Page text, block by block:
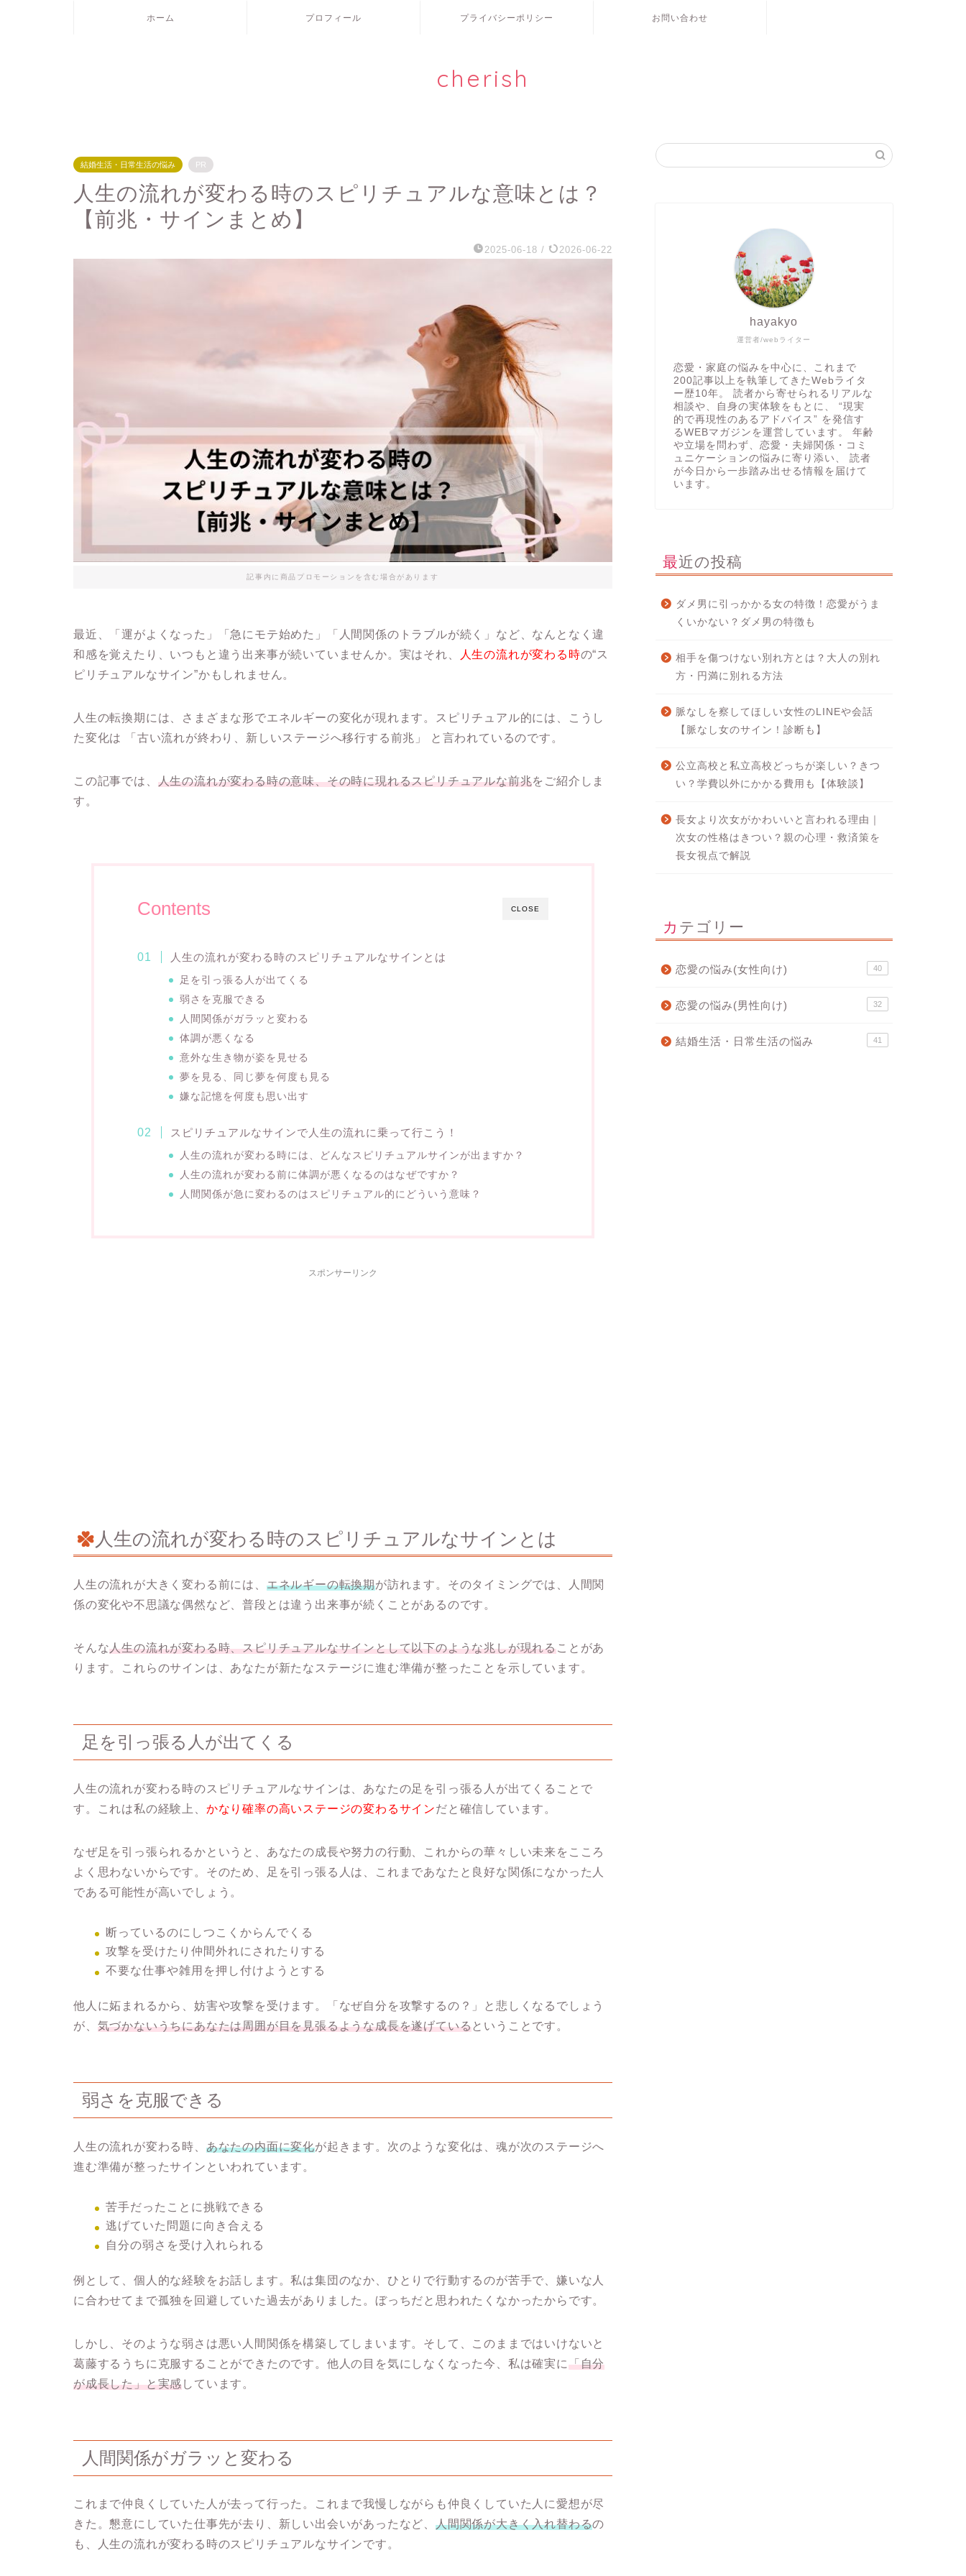
ホーム プロフィール プライバシーポリシー お問い合わせ
cherish
結婚生活・日常生活の悩み PR
人生の流れが変わる時のスピリチュアルな意味とは？
【前兆・サインまとめ】
2025-06-18 / 2026-06-22
記事内に商品プロモーションを含む場合があります
最近、「運がよくなった」「急にモテ始めた」「人間関係のトラブルが続く」など、なんとなく違
和感を覚えたり、いつもと違う出来事が続いていませんか。実はそれ、
人生の流れが変わる時の“ス
ピリチュアルなサイン”かもしれません。
人生の転換期には、さまざまな形でエネルギーの変化が現れます。スピリチュアル的には、こうし
た変化は 「古い流れが終わり、新しいステージへ移行する前兆」 と言われているのです。
この記事では、 人生の流れが変わる時の意味、その時に現れるスピリチュアルな前兆をご紹介しま
す。
CLOSE
Contents
人生の流れが変わる時のスピリチュアルなサインとは
足を引っ張る人が出てくる
弱さを克服できる
人間関係がガラッと変わる
体調が悪くなる
意外な生き物が姿を見せる
夢を見る、同じ夢を何度も見る
嫌な記憶を何度も思い出す
スピリチュアルなサインで人生の流れに乗って行こう！
人生の流れが変わる時には、どんなスピリチュアルサインが出ますか？
人生の流れが変わる前に体調が悪くなるのはなぜですか？
人間関係が急に変わるのはスピリチュアル的にどういう意味？
スポンサーリンク
人生の流れが変わる時のスピリチュアルなサインとは
人生の流れが大きく変わる前には、 エネルギーの転換期が訪れます。そのタイミングでは、人間関
係の変化や不思議な偶然など、普段とは違う出来事が続くことがあるのです。
そんな人生の流れが変わる時、スピリチュアルなサインとして以下のような兆しが現れることがあ
ります。これらのサインは、あなたが新たなステージに進む準備が整ったことを示しています。
足を引っ張る人が出てくる
人生の流れが変わる時のスピリチュアルなサインは、あなたの足を引っ張る人が出てくることで
す。これは私の経験上、 かなり確率の高いステージの変わるサインだと確信しています。
なぜ足を引っ張られるかというと、あなたの成長や努力の行動、これからの華々しい未来をこころ
よく思わないからです。そのため、足を引っ張る人は、これまであなたと良好な関係になかった人
である可能性が高いでしょう。
断っているのにしつこくからんでくる
攻撃を受けたり仲間外れにされたりする
不要な仕事や雑用を押し付けようとする
他人に妬まれるから、妨害や攻撃を受けます。「なぜ自分を攻撃するの？」と悲しくなるでしょう
が、 気づかないうちにあなたは周囲が目を見張るような成長を遂げているということです。
弱さを克服できる
人生の流れが変わる時、 あなたの内面に変化が起きます。次のような変化は、魂が次のステージへ
進む準備が整ったサインといわれています。
苦手だったことに挑戦できる
逃げていた問題に向き合える
自分の弱さを受け入れられる
例として、個人的な経験をお話します。私は集団のなか、ひとりで行動するのが苦手で、嫌いな人
に合わせてまで孤独を回避していた過去がありました。ぼっちだと思われたくなかったからです。
しかし、そのような弱さは悪い人間関係を構築してしまいます。そして、このままではいけないと
葛藤するうちに克服することができたのです。他人の目を気にしなくなった今、私は確実に「自分
が成長した」と実感しています。
人間関係がガラッと変わる
これまで仲良くしていた人が去って行った。これまで我慢しながらも仲良くしていた人に愛想が尽
きた。懇意にしていた仕事先が去り、新しい出会いがあったなど、 人間関係が大きく入れ替わるの
も、人生の流れが変わる時のスピリチュアルなサインです。
運営者/webライター
hayakyo
恋愛・家庭の悩みを中心に、これまで
200記事以上を執筆してきたWebライタ
ー歴10年。 読者から寄せられるリアルな
相談や、自身の実体験をもとに、 “現実
的で再現性のあるアドバイス” を発信す
るWEBマガジンを運営しています。 年齢
や立場を問わず、恋愛・夫婦関係・コミ
ュニケーションの悩みに寄り添い、 読者
が今日から一歩踏み出せる情報を届けて
います。
最近の投稿
ダメ男に引っかかる女の特徴！恋愛がうま
くいかない？ダメ男の特徴も
相手を傷つけない別れ方とは？大人の別れ
方・円満に別れる方法
脈なしを察してほしい女性のLINEや会話
【脈なし女のサイン！診断も】
公立高校と私立高校どっちが楽しい？きつ
い？学費以外にかかる費用も【体験談】
長女より次女がかわいいと言われる理由｜
次女の性格はきつい？親の心理・救済策を
長女視点で解説
カテゴリー
恋愛の悩み(女性向け) 40
恋愛の悩み(男性向け) 32
結婚生活・日常生活の悩み 41